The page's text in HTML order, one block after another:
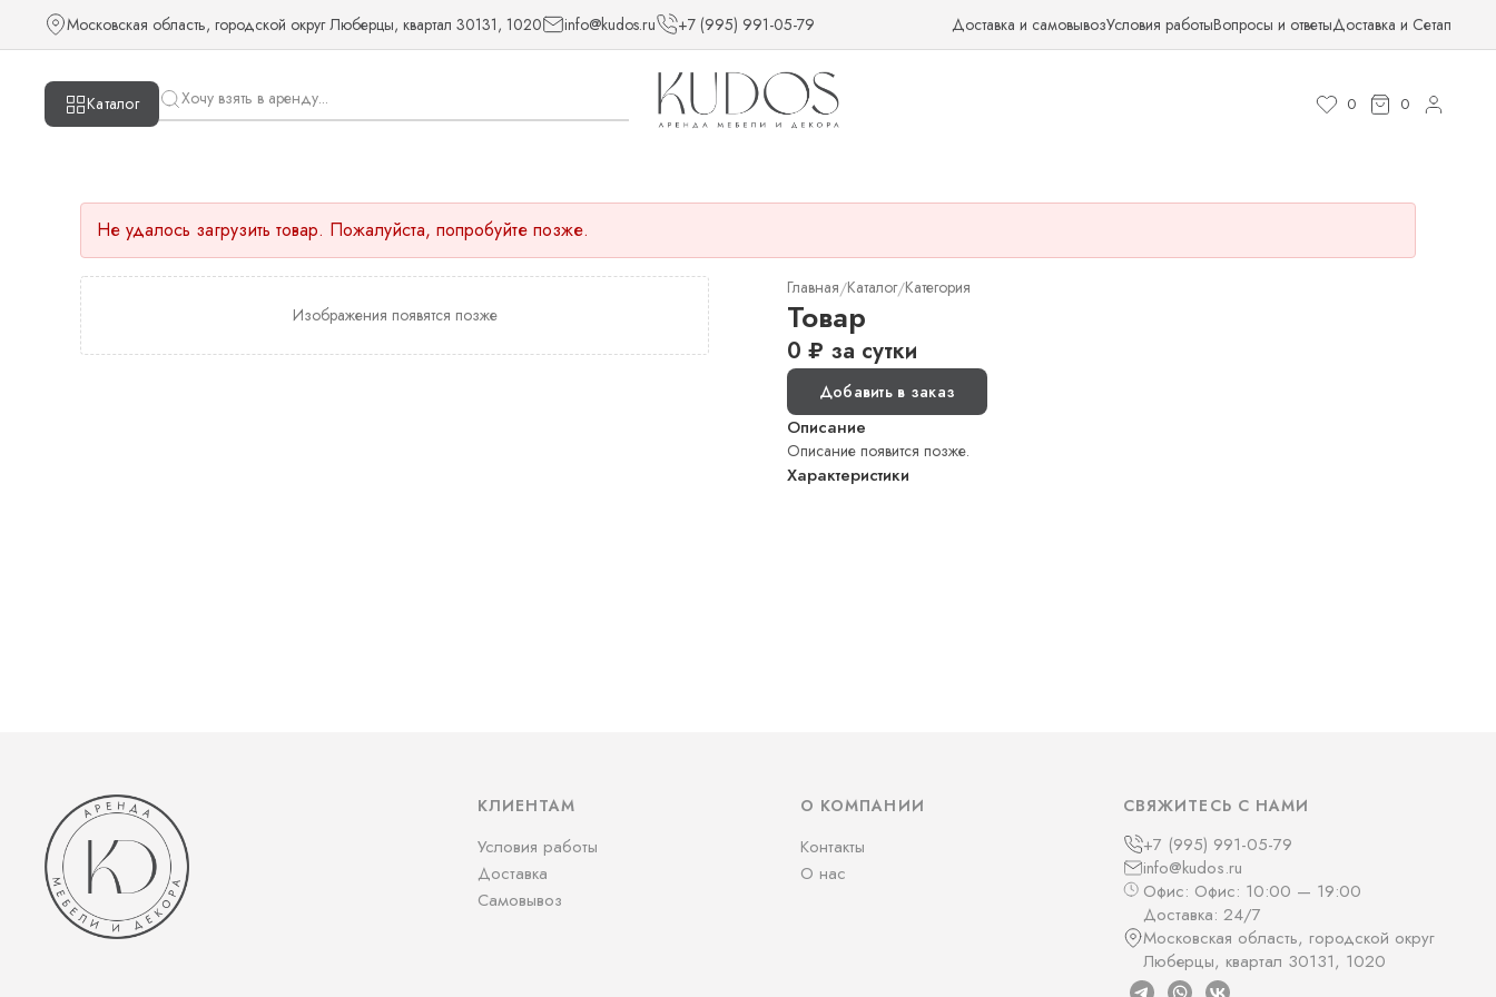
Московская область, городской округ Люберцы, квартал 30131, 1020 info@kudos.ru +7 (995) 991-05-79 Доставка и самовывозУсловия работыВопросы и ответыДоставка и Сетап
Каталог 0 0
Не удалось загрузить товар. Пожалуйста, попробуйте позже.
Изображения появятся позже
Главная/Каталог/Категория
Товар
0 ₽ за сутки
Добавить в заказ
Описание
Описание появится позже.
Характеристики
КЛИЕНТАМ
Условия работы
Доставка
Самовывоз
О КОМПАНИИ
Контакты
О нас
СВЯЖИТЕСЬ С НАМИ
+7 (995) 991-05-79
info@kudos.ru
Офис: Офис: 10:00 — 19:00
Доставка: 24/7
Московская область, городской округ
Люберцы, квартал 30131, 1020